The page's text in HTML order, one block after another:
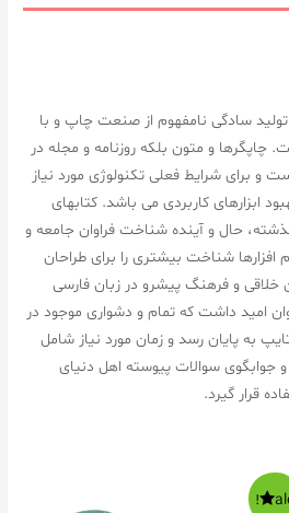
سادگی نامفهوم از صنعت چاپ و با
چاپگرها و متون بلکه روزنامه و مجله در
و برای شرايط فعلی تکنولوژی مورد نياز
ابزارهای کاربردی می باشد. کتابهای
حال و آينده شناخت فراوان جامعه و
افزارها شناخت بيشتری را برای طراحان
خلاقی و فرهنگ پيشرو در زبان فارسی
اميد داشت که تمام و دشواری موجود در
به پايان رسد و زمان مورد نياز شامل
جوابگوی سوالات پيوسته اهل دنيای
قرار گيرد.